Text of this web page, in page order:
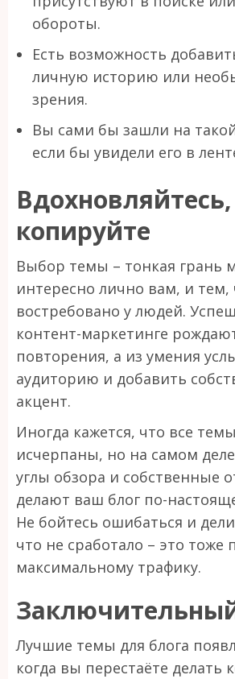
обороты.
Есть возможность
личную историю или
зрения.
Вы сами бы зашли на
если бы увидели его в
копируйте
Выбор темы – тонкая грань
интересно лично вам, и тем,
востребовано у людей.
контент-маркетинге
повторения, а из умения
аудиторию и добавить
акцент.
Иногда кажется, что все
исчерпаны, но на самом
углы обзора и собственные
делают ваш блог по-
Не бойтесь ошибаться и
что не сработало – это тоже
максимальному трафику.
Лучшие темы для блога
когда вы перестаёте делать